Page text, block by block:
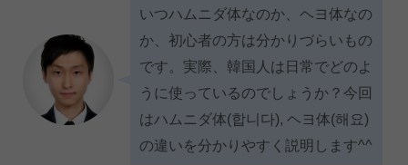
いつハムニダ体なのか、ヘヨ体なの
か、初心者の方は分かりづらいもの
です。実際、韓国人は日常でどのよ
うに使っているのでしょうか？今回
はハムニダ体(합니다), ヘヨ体(해요)
の違いを分かりやすく説明します^^